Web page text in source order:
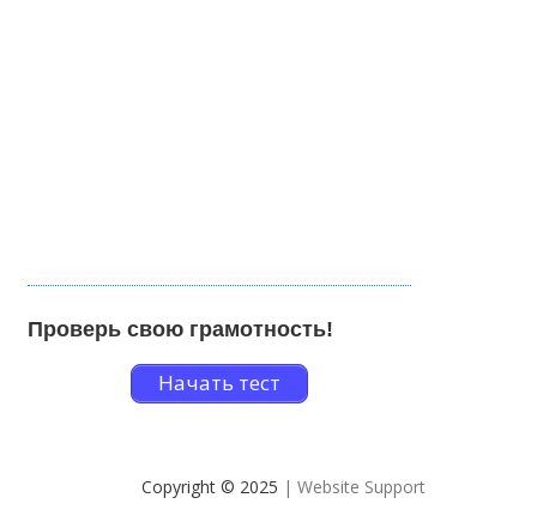
Проверь свою грамотность!
Начать тест
Copyright © 2025 | Website Support